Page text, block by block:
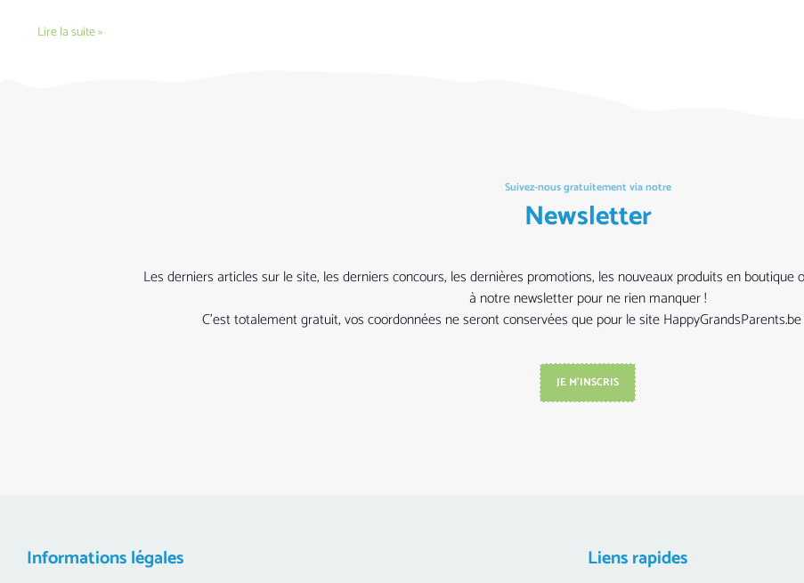
Lire la suite »
Suivez-nous gratuitement via notre
Newsletter
Les derniers articles sur le site, les derniers concours, les dernières promotions, les nouveaux produits en boutique
à notre newsletter pour ne rien manquer !
C’est totalement gratuit, vos coordonnées ne seront conservées que pour le site
JE M'INSCRIS
Informations légales Liens rapides